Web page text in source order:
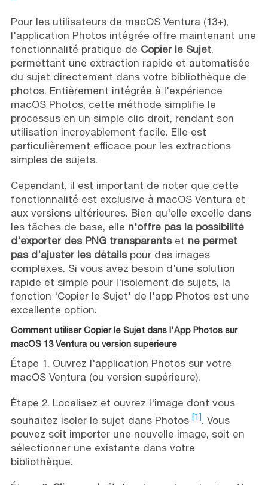
Pour les utilisateurs de macOS Ventura (13+),
l'application Photos intégrée offre maintenant une
fonctionnalité pratique de Copier le Sujet,
permettant une extraction rapide et automatisée
du sujet directement dans votre bibliothèque de
photos. Entièrement intégrée à l'expérience
macOS Photos, cette méthode simplifie le
processus en un simple clic droit, rendant son
utilisation incroyablement facile. Elle est
particulièrement efficace pour les extractions
simples de sujets.
Cependant, il est important de noter que cette
fonctionnalité est exclusive à macOS Ventura et
aux versions ultérieures. Bien qu'elle excelle dans
les tâches de base, elle n'offre pas la possibilité
d'exporter des PNG transparentset ne permet
pas d'ajuster les détailspour des images
complexes. Si vous avez besoin d'une solution
rapide et simple pour l'isolement de sujets, la
fonction 'Copier le Sujet' de l'app Photos est une
excellente option.
Comment utiliser Copier le Sujet dans l'App Photos sur
macOS 13 Ventura ou version supérieure
Étape 1. Ouvrez l'application Photos sur votre
macOS Ventura (ou version supérieure).
Étape 2. Localisez et ouvrez l'image dont vous
souhaitez isoler le sujet dans Photos [1]. Vous
pouvez soit importer une nouvelle image, soit en
sélectionner une existante dans votre
bibliothèque.